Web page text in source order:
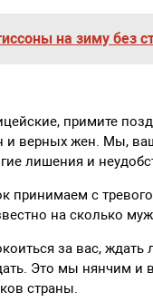
на зиму без
примите
и верных жен. Мы,
лишения и
с
на сколько
за вас,
Это мы нянчим
страны.